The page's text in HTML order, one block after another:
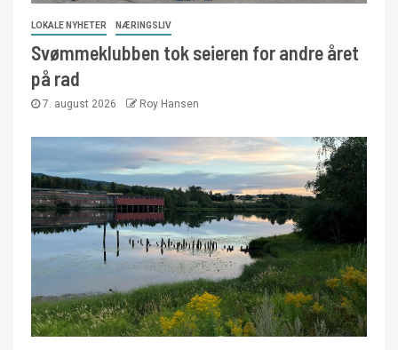
LOKALE NYHETER NÆRINGSLIV
Svømmeklubben tok seieren for andre året
på rad
7. august 2026 Roy Hansen